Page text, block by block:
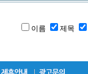
이름 제목